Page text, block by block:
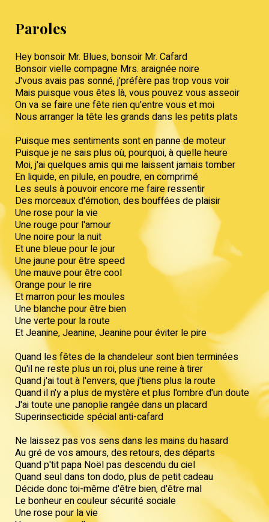
Paroles
Hey bonsoir Mr. Blues, bonsoir Mr. Cafard
Bonsoir vielle compagne Mrs. araignée noire
J'vous avais pas sonné, j'préfère pas trop vous voir
Mais puisque vous êtes là, vous pouvez vous asseoir
On va se faire une fête rien qu'entre vous et moi
Nous arranger la tête les grands dans les petits plats
Puisque mes sentiments sont en panne de moteur
Puisque je ne sais plus où, pourquoi, à quelle heure
Moi, j'ai quelques amis qui me laissent jamais tomber
En liquide, en pilule, en poudre, en comprimé
Les seuls à pouvoir encore me faire ressentir
Des morceaux d'émotion, des bouffées de plaisir
Une rose pour la vie
Une rouge pour l'amour
Une noire pour la nuit
Et une bleue pour le jour
Une jaune pour être speed
Une mauve pour être cool
Orange pour le rire
Et marron pour les moules
Une blanche pour être bien
Une verte pour la route
Et Jeanine, Jeanine, Jeanine pour éviter le pire
Quand les fêtes de la chandeleur sont bien terminées
Qu'il ne reste plus un roi, plus une reine à tirer
Quand j'ai tout à l'envers, que j'tiens plus la route
Quand il n'y a plus de mystère et plus l'ombre d'un doute
J'ai toute une panoplie rangée dans un placard
Superinsecticide spécial anti-cafard
Ne laissez pas vos sens dans les mains du hasard
Au gré de vos amours, des retours, des départs
Quand p'tit papa Noël pas descendu du ciel
Quand seul dans ton dodo, plus de petit cadeau
Décide donc toi-même d'être bien, d'être mal
Le bonheur en couleur sécurité sociale
Une rose pour la vie